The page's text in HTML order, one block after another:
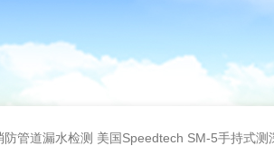
防管道漏水检测 美国Speedtech SM-5手持式测